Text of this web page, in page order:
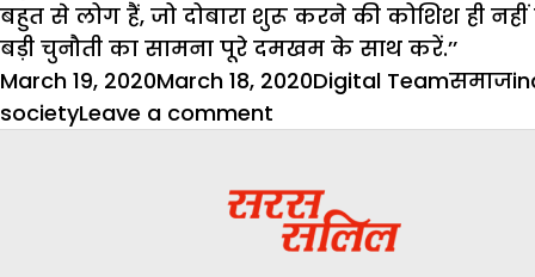
बहुत से लोग हैं, जो दोबारा शुरू करने की कोशिश ही
बड़ी चुनौती का सामना पूरे दमखम के साथ करें.’’
Posted
on
March 19, 2020March 18, 2020Author
Digital Teamसमाज
societyLeave a comment
:
हादसों